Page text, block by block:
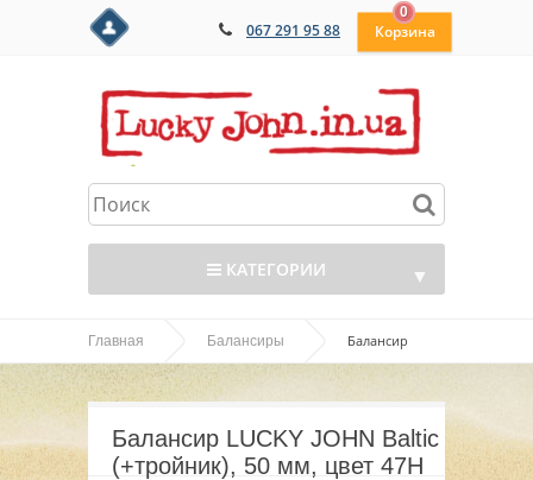
067 291 95 88
0
КАТЕГОРИИ ▼
▼
▼
Главная Балансиры Балансир
LUCKY JOHN Baltic 5 (+тройник), 50 мм, цвет 47H
Балансир LUCKY JOHN Baltic 5
(+тройник), 50 мм, цвет 47H